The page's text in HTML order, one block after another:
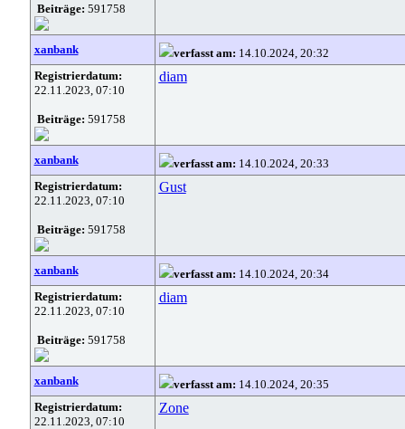
Beiträge: 591758
xanbank verfasst am: 14.10.2024, 20:32
Registrierdatum:
22.11.2023, 07:10
Beiträge: 591758
diam
xanbank verfasst am: 14.10.2024, 20:33
Registrierdatum:
22.11.2023, 07:10
Beiträge: 591758
Gust
xanbank verfasst am: 14.10.2024, 20:34
Registrierdatum:
22.11.2023, 07:10
Beiträge: 591758
diam
xanbank verfasst am: 14.10.2024, 20:35
Registrierdatum:
22.11.2023, 07:10
Zone